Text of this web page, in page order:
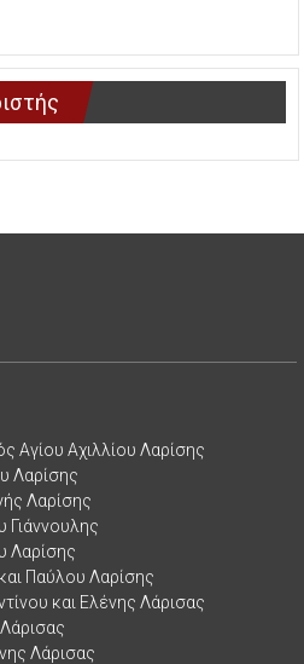
Αγίου Αχιλλίου Λαρίσης
Λαρίσης
Λαρίσης
Γιάννουλης
Λαρίσης
Παύλου Λαρίσης
και Ελένης Λάρισας
Λάρισας